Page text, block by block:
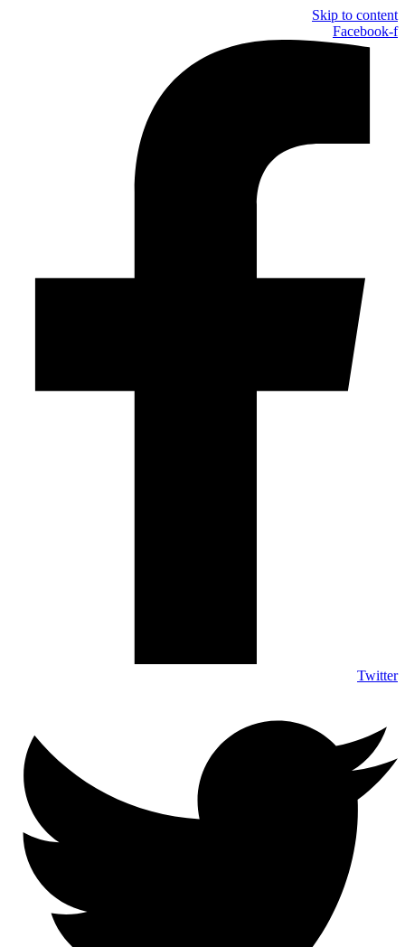
Skip to content
Facebook-f
Twitter